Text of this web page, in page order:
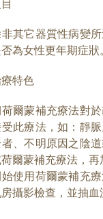
其它器質性病變
為女性更年期症狀
特色
爾蒙補充療法對
此療法，如：靜
、不明原因之陰
爾蒙補充療法，再
使用荷爾蒙補充
攝影檢查，並抽血